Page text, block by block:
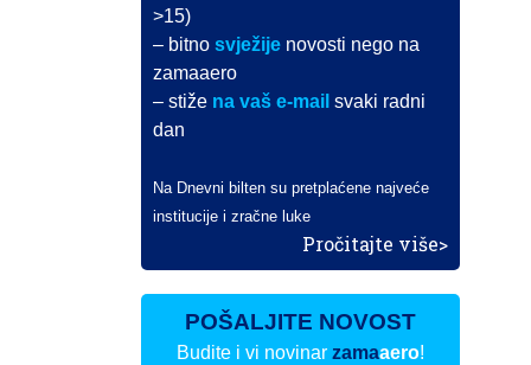
>15)
– bitnosvježije novosti nego na
zamaaero
– stiže na vaš e-mail svaki radni
dan
Na Dnevni bilten su pretplaćene najveće
institucije i zračne luke
Pročitajte više>
POŠALJITE NOVOST
Budite i vi novinarzamaaero!